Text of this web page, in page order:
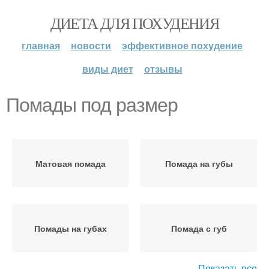
ДИЕТА ДЛЯ ПОХУДЕНИЯ
главная новости
эффективное похудение
виды диет
отзывы
Помады под размер
Матовая помада Помада на губы
Помады на губах Помада с губ